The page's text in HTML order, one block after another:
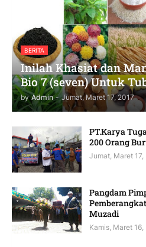
BERITA
Inilah Khasiat dan
Bio 7 (seven) Untuk
by Admin - Jumat, Maret 17, 2017
PT.Karya
200 Orang
Jumat, Maret 17,
Pangdam
Muzadi
Kamis, Maret 16,